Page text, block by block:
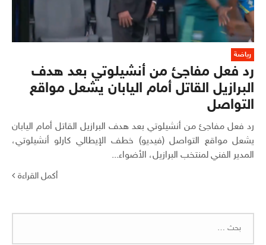
رياضة
رد فعل مفاجئ من أنشيلوتي بعد هدف
البرازيل القاتل أمام اليابان يشعل مواقع
التواصل
رد فعل مفاجئ من أنشيلوتي بعد هدف البرازيل القاتل أمام اليابان
يشعل مواقع التواصل (فيديو) خطف الإيطالي كارلو أنشيلوتي،
المدير الفني لمنتخب البرازيل، الأضواء...
أكمل القراءة